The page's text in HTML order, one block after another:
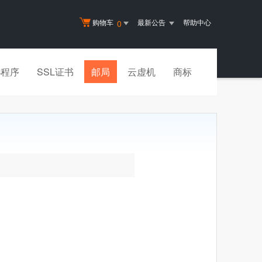
购物车 0 最新公告 帮助中心
序 SSL证书 邮局 云虚机 商标